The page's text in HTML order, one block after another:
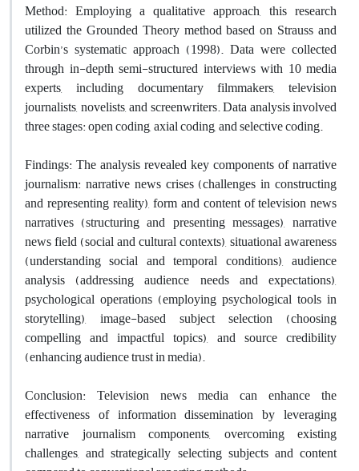
Method: Employing a qualitative approach, this research
utilized the Grounded Theory method based on Strauss and
Corbin’s systematic approach (1998). Data were collected
through in-depth semi-structured interviews with 10 media
experts, including documentary filmmakers, television
journalists, novelists, and screenwriters. Data analysis involved
three stages: open coding, axial coding, and selective coding.
Findings: The analysis revealed key components of narrative
journalism: narrative news crises (challenges in constructing
and representing reality), form and content of television news
narratives (structuring and presenting messages), narrative
news field (social and cultural contexts), situational awareness
(understanding social and temporal conditions), audience
analysis (addressing audience needs and expectations),
psychological operations (employing psychological tools in
storytelling), image-based subject selection (choosing
compelling and impactful topics), and source credibility
(enhancing audience trust in media).
Conclusion: Television news media can enhance the
effectiveness of information dissemination by leveraging
narrative journalism components, overcoming existing
challenges, and strategically selecting subjects and content